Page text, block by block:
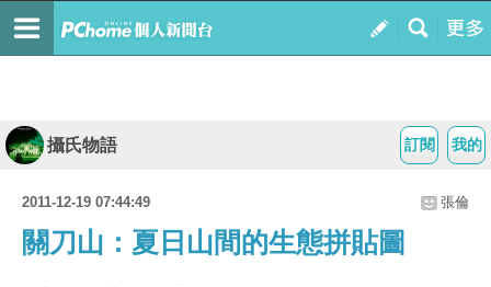
我的
訂閱
攝氏物語
2011-12-19 07:44:49 張倫
關刀山：夏日山間的生態拼貼圖